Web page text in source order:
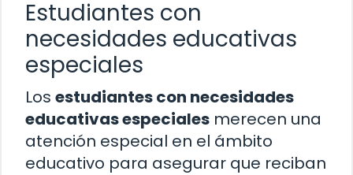
Estudiantes con
necesidades educativas
especiales
Los estudiantes con necesidades
educativas especiales merecen una
atención especial en el ámbito
educativo para asegurar que reciban